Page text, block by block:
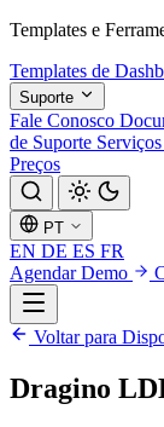
Templates e
Templates de
Suporte
Fale Conosco
de Suporte
Preços
PT
EN DE ES FR
Agendar Demo
Voltar para
Dragino